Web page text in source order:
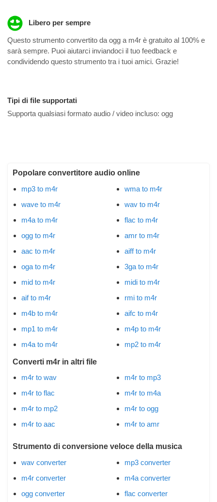
Libero per sempre
Questo strumento convertito da ogg a m4r è gratuito al 100% e
sarà sempre. Puoi aiutarci inviandoci il tuo feedback e
condividendo questo strumento tra i tuoi amici. Grazie!
Tipi di file supportati
Supporta qualsiasi formato audio / video incluso: ogg
Popolare convertitore audio online
mp3 to m4r
wave to m4r
m4a to m4r
ogg to m4r
aac to m4r
oga to m4r
mid to m4r
aif to m4r
m4b to m4r
mp1 to m4r
m4a to m4r
wma to m4r
wav to m4r
flac to m4r
amr to m4r
aiff to m4r
3ga to m4r
midi to m4r
rmi to m4r
aifc to m4r
m4p to m4r
mp2 to m4r
Converti m4r in altri file
m4r to wav
m4r to flac
m4r to mp2
m4r to aac
m4r to mp3
m4r to m4a
m4r to ogg
m4r to amr
Strumento di conversione veloce della musica
wav converter
m4r converter
ogg converter
mp3 converter
m4a converter
flac converter